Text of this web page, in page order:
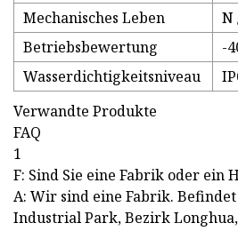
Mechanisches Leben
N
Betriebsbewertung
-
Wasserdichtigkeitsniveau
Verwandte Produkte
FAQ
1
F: Sind Sie eine Fabrik oder ein
A: Wir sind eine Fabrik.
Industrial Park, Bezirk